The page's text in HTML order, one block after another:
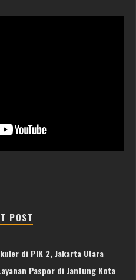
POST
di PIK 2, Jakarta Utara
Paspor di Jantung Kota